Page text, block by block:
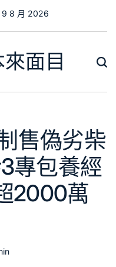
8 月 2026
面目
售偽劣柴
專包養經
2000萬